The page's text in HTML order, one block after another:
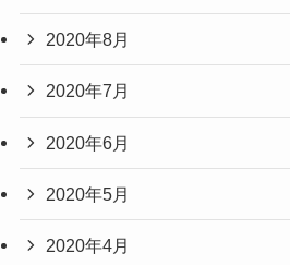
2020年8月
2020年7月
2020年6月
2020年5月
2020年4月